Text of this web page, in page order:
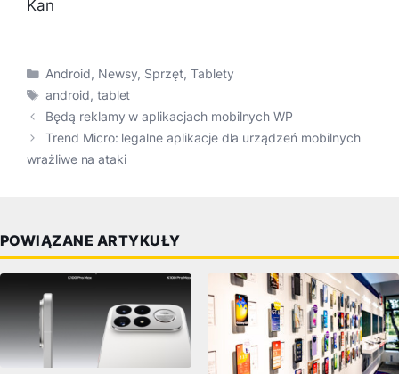
Kan
Kategorie
Android, Newsy, Sprzęt, Tablety
Tagi
android, tablet
Będą reklamy w aplikacjach mobilnych WP
Trend Micro: legalne aplikacje dla urządzeń mobilnych
wrażliwe na ataki
POWIĄZANE ARTYKUŁY